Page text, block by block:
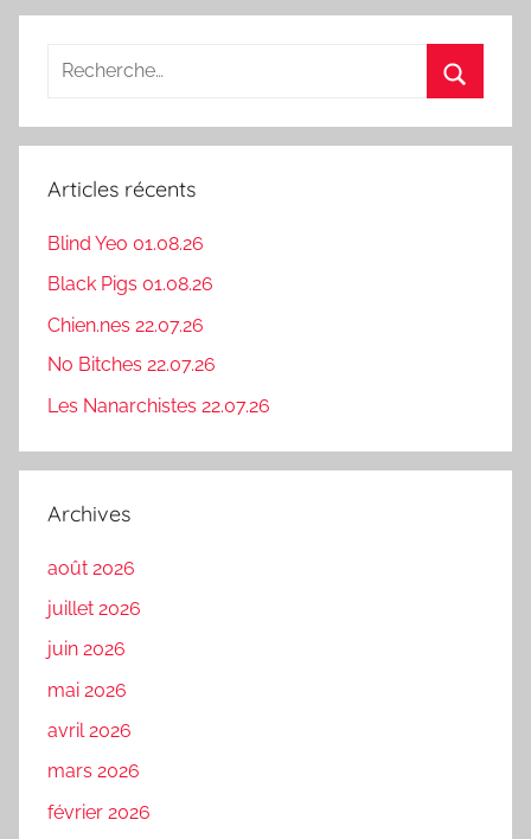
Recherche
:
Articles récents
Blind Yeo 01.08.26
Black Pigs 01.08.26
Chien.nes 22.07.26
No Bitches 22.07.26
Les Nanarchistes 22.07.26
Archives
août 2026
juillet 2026
juin 2026
mai 2026
avril 2026
mars 2026
février 2026